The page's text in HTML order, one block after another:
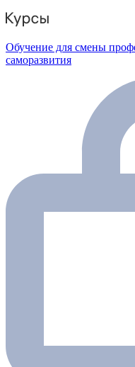
Обучение для смены
саморазвития